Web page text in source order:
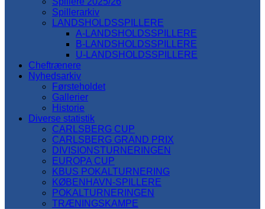
Spillerarkiv
LANDSHOLDSSPILLERE
A-LANDSHOLDSSPILLERE
B-LANDSHOLDSSPILLERE
U-LANDSHOLDSSPILLERE
Cheftrænere
Nyhedsarkiv
Førsteholdet
Gallerier
Historie
Diverse statistik
CARLSBERG CUP
CARLSBERG GRAND PRIX
DIVISIONSTURNERINGEN
EUROPA CUP
KBUS POKALTURNERING
KØBENHAVN-SPILLERE
POKALTURNERINGEN
TRÆNINGSKAMPE